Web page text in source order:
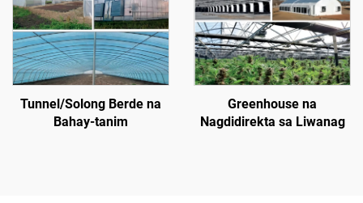
Tunnel/Solong Berde na
Bahay-tanim
Greenhouse na
Nagdidirekta sa Liwanag